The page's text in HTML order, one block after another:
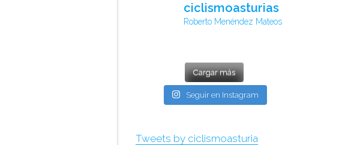
ciclismoasturias
Roberto Menéndez Mateos
Cargar más
Seguir en Instagram
Tweets by ciclismoasturia